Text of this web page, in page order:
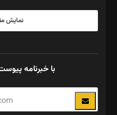
نمایش
با خبرنامه